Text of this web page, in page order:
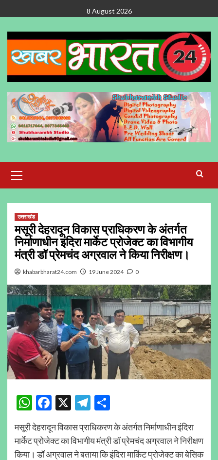
to
content
8 August 2026
Menu
उत्तराखंड
मसूरी देहरादून विकास प्राधिकरण के अंतर्गत
निर्माणाधीन इंदिरा मार्केट प्रोजेक्ट का विभागीय
मंत्री डॉ प्रेमचंद अग्रवाल ने किया निरीक्षण।
khabarbharat24.com 19 June 2024 0
WhatsApp
Facebook
X Telegram
मसूरी देहरादून विकास प्राधिकरण के अंतर्गत निर्माणाधीन इंदिरा
मार्केट प्रोजेक्ट का विभागीय मंत्री डॉ प्रेमचंद अग्रवाल ने निरीक्षण
किया। डॉ अग्रवाल ने बताया कि इंदिरा मार्किट प्रोजेक्ट का बेसिक